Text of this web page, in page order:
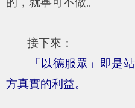
接下來：
「以德服眾」即是站
方真實的利益。